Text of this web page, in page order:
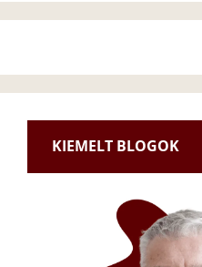
KIEMELT BLOGOK